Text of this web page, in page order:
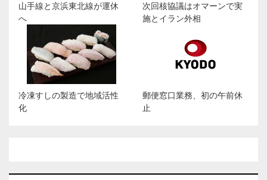
山手線と京浜東北線が運休
へ
次回核協議はオマーンで実
施とイラン外相
冷凍すしの製造で地域活性
化
郵便窓口業務、初の午前休
止